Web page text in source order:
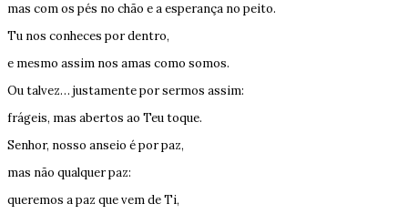
mas com os pés no chão e a esperança no peito.
Tu nos conheces por dentro,
e mesmo assim nos amas como somos.
Ou talvez… justamente por sermos assim:
frágeis, mas abertos ao Teu toque.
Senhor, nosso anseio é por paz,
mas não qualquer paz:
queremos a paz que vem de Ti,